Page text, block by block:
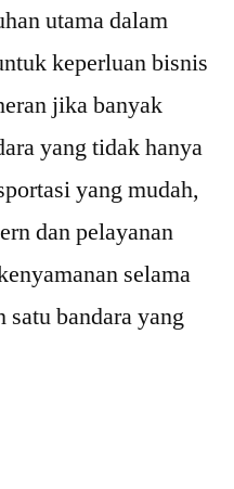
utama dalam
keperluan bisnis
jika banyak
yang tidak hanya
yang mudah,
dan pelayanan
selama
satu bandara yang